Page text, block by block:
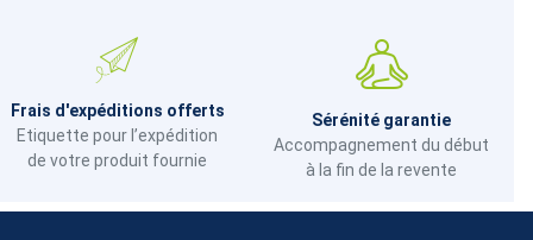
Frais d'expéditions offerts
Etiquette pour l’expédition
de votre produit fournie
Sérénité garantie
Accompagnement du début
à la fin de la revente